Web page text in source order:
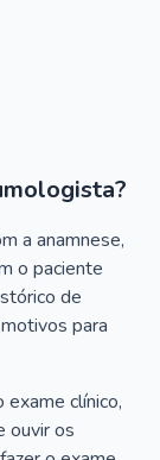
a anamnese,
o paciente
de
para
exame clínico,
ouvir os